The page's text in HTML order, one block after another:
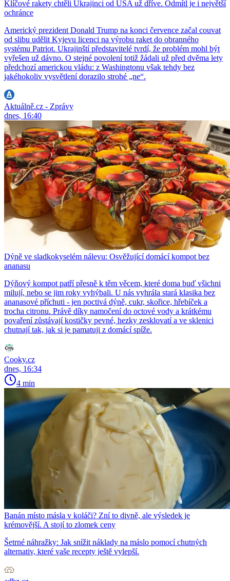
Klíčové rakety chtěli Ukrajinci od USA už dříve. Odmítl je i největší
ochránce
Americký prezident Donald Trump na konci července začal couvat
od slibu udělit Kyjevu licenci na výrobu raket do obranného
systému Patriot. Ukrajinští představitelé tvrdí, že problém mohl být
vyřešen už dávno. O stejné povolení totiž žádali už před dvěma lety
předchozí americkou vládu: z Washingtonu však tehdy bez
jakéhokoliv vysvětlení dorazilo strohé „ne“.
Aktuálně.cz - Zprávy
dnes, 16:40
Dýně ve sladkokyselém nálevu: Osvěžující domácí kompot bez
ananasu
Dýňový kompot patří přesně k těm věcem, které doma buď všichni
milují, nebo se jim roky vyhýbali. U nás vyhrála stará klasika bez
ananasové příchuti - jen poctivá dýně, cukr, skořice, hřebíček a
trocha citronu. Právě díky namočení do octové vody a krátkému
povaření zůstávají kostičky pevné, hezky zesklovatí a ve sklenici
chutnají tak, jak si je pamatuji z domácí spíže.
Cooky.cz
dnes, 16:34
4 min
Banán místo másla v koláči? Zní to divně, ale výsledek je
krémovější. A stojí to zlomek ceny
Šetrné náhražky: Jak snížit náklady na máslo pomocí chutných
alternativ, které vaše recepty ještě vylepší.